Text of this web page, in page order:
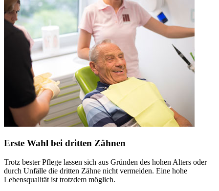
Erste Wahl bei dritten Zähnen
Trotz bester Pflege lassen sich aus Gründen des hohen Alters oder
durch Unfälle die dritten Zähne nicht vermeiden. Eine hohe
Lebensqualität ist trotzdem möglich.